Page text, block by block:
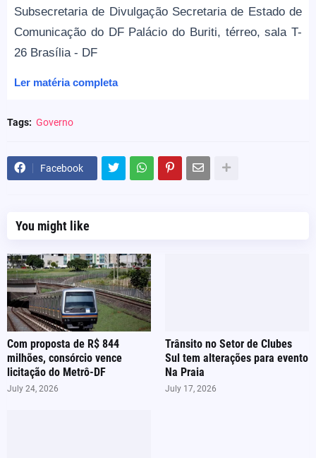
Subsecretaria de Divulgação Secretaria de Estado de
Comunicação do DF Palácio do Buriti, térreo, sala T-
26 Brasília - DF
Ler matéria completa
Tags: Governo
Facebook
You might like
Com proposta de R$ 844
milhões, consórcio vence
licitação do Metrô-DF
July 24, 2026
Trânsito no Setor de Clubes
Sul tem alterações para evento
Na Praia
July 17, 2026